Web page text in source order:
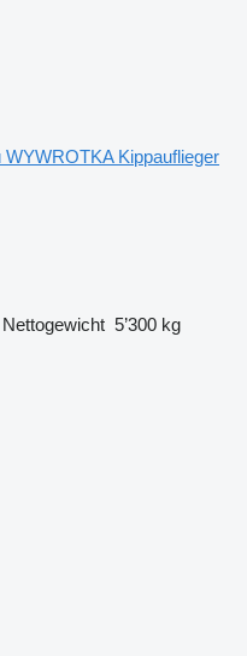
WYWROTKA Kippauflieger
Nettogewicht 5’300 kg